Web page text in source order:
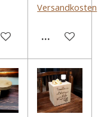
WARENKORB
Versandkosten
IN DEN